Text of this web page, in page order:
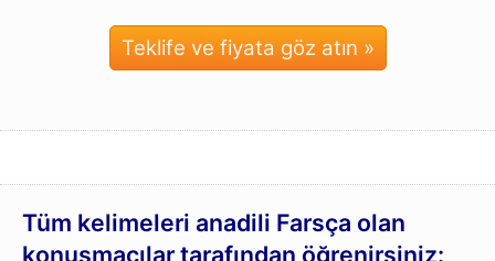
Teklife ve fiyata göz atın »
Tüm kelimeleri anadili Farsça olan
konuşmacılar tarafından öğrenirsiniz: